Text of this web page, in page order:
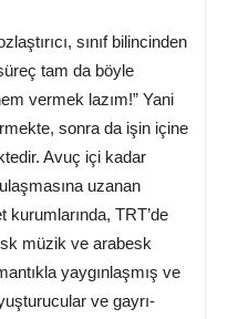
sınıf bilincinden
tam da böyle
vermek lazım!” Yani
sonra da işin içine
Avuç içi kadar
uzanan
TRT’de
müzik ve arabesk
yaygınlaşmış ve
ve gayrı-